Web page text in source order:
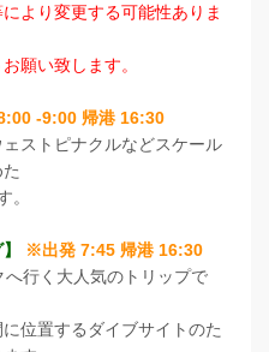
より変更する可能性ありま
願い致します。
-9:00 帰港 16:30
ストピナクルなどスケール
。
※出発 7:45 帰港 16:30
行く大人気のトリップで
位置するダイブサイトのた